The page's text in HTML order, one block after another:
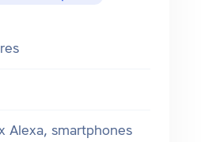
Alexa, smartphones